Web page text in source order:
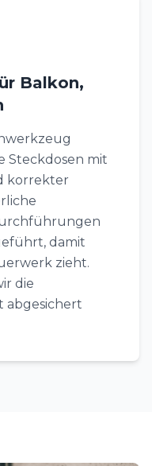
Balkon,
Steckdosen mit
korrekter
damit
zieht.
die
abgesichert